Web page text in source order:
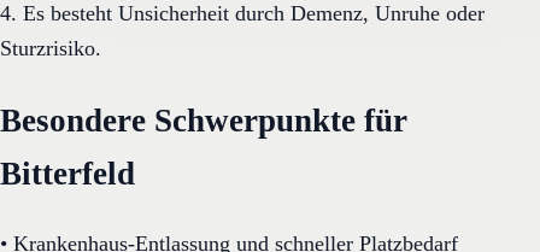
4. Es besteht Unsicherheit durch Demenz, Unruhe oder
Sturzrisiko.
Besondere Schwerpunkte für
Bitterfeld
• Krankenhaus-Entlassung und schneller Platzbedarf